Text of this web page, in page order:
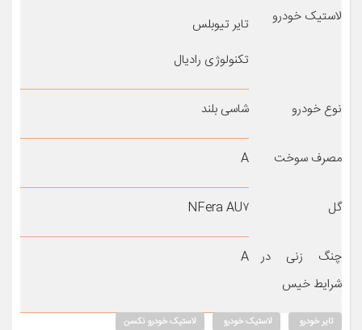
لاستیک خودرو
تایر تیوبلس
تکنولوژی رادیال
نوع خودرو شاسی بلند
مصرف سوخت A
گل NFera AU۷
چنگ زنی در
شرایط خیس
A
تایر خودرو لاستیک خودرو لاستیک خودرو نکسن